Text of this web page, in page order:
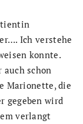
Ich verstehe
konnte.
schon
Marionette, die
gegeben wird
verlangt